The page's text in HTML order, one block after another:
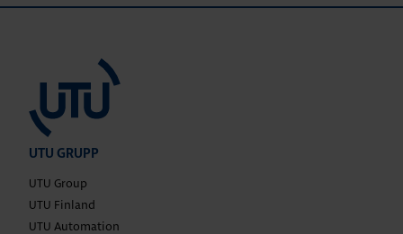
UTU GRUPP
UTU Group
UTU Finland
UTU Automation